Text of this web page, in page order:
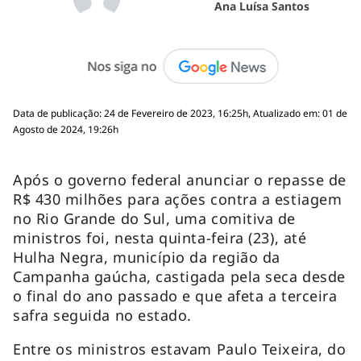
Ana Luísa Santos
Data de publicação: 24 de Fevereiro de 2023, 16:25h, Atualizado em: 01 de
Agosto de 2024, 19:26h
Após o governo federal anunciar o repasse de
R$ 430 milhões para ações contra a estiagem
no Rio Grande do Sul, uma comitiva de
ministros foi, nesta quinta-feira (23), até
Hulha Negra, município da região da
Campanha gaúcha, castigada pela seca desde
o final do ano passado e que afeta a terceira
safra seguida no estado.
Entre os ministros estavam Paulo Teixeira, do